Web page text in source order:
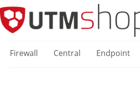
Zur Hauptnavigation springen
Firewall Central Endpoint